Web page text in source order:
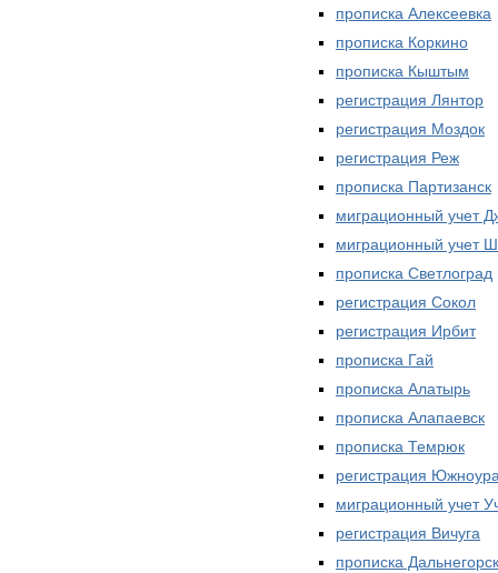
прописка Алексеевка
прописка Коркино
прописка Кыштым
регистрация Лянтор
регистрация Моздок
регистрация Реж
прописка Партизанск
миграционный учет
миграционный учет
прописка Светлоград
регистрация Сокол
регистрация Ирбит
прописка Гай
прописка Алатырь
прописка Алапаевск
прописка Темрюк
регистрация
миграционный учет
регистрация Вичуга
прописка Дальнегорск